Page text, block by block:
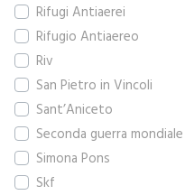
Rifugi Antiaerei
Rifugio Antiaereo
Riv
San Pietro in Vincoli
Sant’Aniceto
Seconda guerra mondiale
Simona Pons
Skf